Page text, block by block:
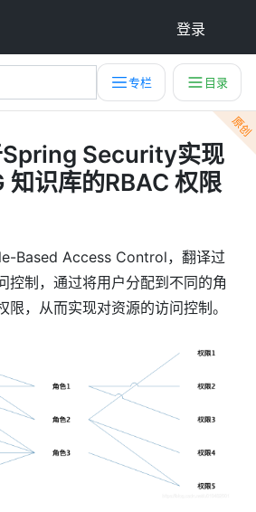
登录
专栏 目录
原创
Security实现
知识库的RBAC 权限
Based Access Control，翻译过
控制，通过将用户分配到不同的角
限，从而实现对资源的访问控制。